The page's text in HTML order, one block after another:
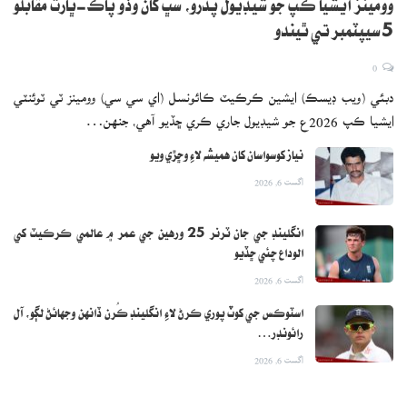
وومينز ايشيا ڪپ جو شيڊيول پڌرو، سڀ کان وڏو پاڪ-ڀارت مقابلو
5 سيپٽمبر تي ٿيندو
دبئي (ويب ڊيسڪ) ايشين ڪرڪيٽ ڪائونسل (اي سي سي) وومينز ٽي ٽوئنٽي
ايشيا ڪپ 2026ع جو شيڊيول جاري ڪري ڇڏيو آهي، جنهن…
نياز کوسواسان کان هميشه لاءِ وڇڙي ويو
اگست 6, 2026
انگلينڊ جي جان ٽرنر 25 ورهين جي عمر ۾ عالمي ڪرڪيٽ کي
الوداع چئي ڇڏيو
اگست 6, 2026
اسٽوڪس جي کوٽ پوري ڪرڻ لاءِ انگلينڊ ڪُرن ڏانهن وجهائڻ لڳو، آل
رائونڊر…
اگست 6, 2026